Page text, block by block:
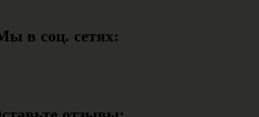
в соц. сетях: